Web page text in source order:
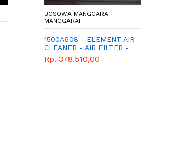
BOSOWA MANGGARAI -
MANGGARAI
1500A608 - ELEMENT AIR
CLEANER - AIR FILTER -
SARINGAN UDARA -
GENUINE SPAREPART -
Rp. 378.510,00